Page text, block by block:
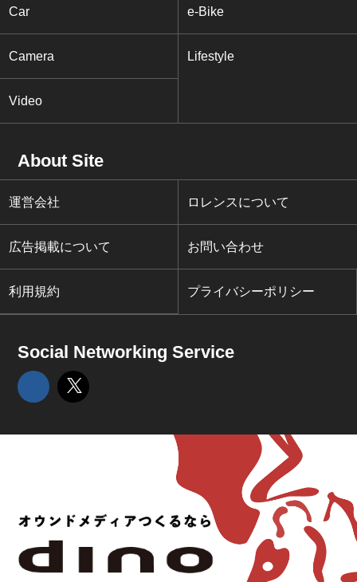
Car e-Bike
Camera Lifestyle
Video
About Site
運営会社 ロレンスについて
広告掲載について お問い合わせ
利用規約 プライバシーポリシー
Social Networking Service